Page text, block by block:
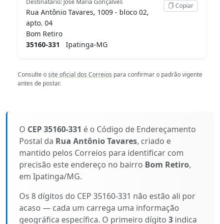
Rua Antônio Tavares, 1009 - bloco 02,
apto. 04
Bom Retiro
35160-331
Ipatinga-MG
Copiar
Consulte osite oficial dos Correios para confirmar o padrão vigente
antes de postar.
O CEP 35160-331 é o Código de Endereçamento
Postal da Rua Antônio Tavares, criado e
mantido pelos Correios para identificar com
precisão este endereço no bairro Bom Retiro,
em Ipatinga/MG.
Os 8 dígitos do CEP 35160-331 não estão ali por
acaso — cada um carrega uma informação
geográfica específica. O primeiro dígito 3 indica